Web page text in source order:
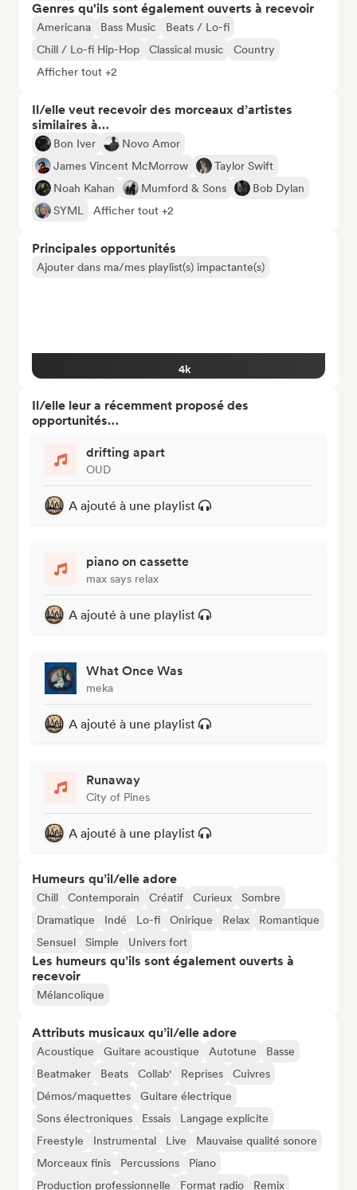
Genres qu'ils sont également ouverts à recevoir
Americana Bass Music
Beats / Lo-fi
Chill / Lo-fi Hip-Hop
Classical music
Country
Afficher tout +2
Il/elle veut recevoir des morceaux d’artistes
similaires à…
Bon Iver
Novo Amor
James Vincent McMorrow
Taylor Swift
Noah Kahan
Mumford & Sons
Bob Dylan
SYML
Afficher tout +2
Principales opportunités
Ajouter dans ma/mes playlist(s) impactante(s)
4k
Il/elle leur a récemment proposé des
opportunités…
drifting apart
OUD
A ajouté à une playlist
piano on cassette
max says relax
A ajouté à une playlist
What Once Was
meka
A ajouté à une playlist
Runaway
City of Pines
A ajouté à une playlist
Humeurs qu’il/elle adore
Chill Contemporain Créatif Curieux
Sombre
Dramatique
Indé Lo-fi Onirique Relax
Romantique
Sensuel
Simple Univers fort
Les humeurs qu’ils sont également ouverts à
recevoir
Mélancolique
Attributs musicaux qu’il/elle adore
Acoustique Guitare acoustique Autotune
Basse
Beatmaker
Beats Collab' Reprises
Cuivres
Démos/maquettes
Guitare électrique
Sons électroniques
Essais
Langage explicite
Freestyle
Instrumental Live
Mauvaise qualité sonore
Morceaux finis
Percussions
Piano
Production professionnelle
Format radio Remix